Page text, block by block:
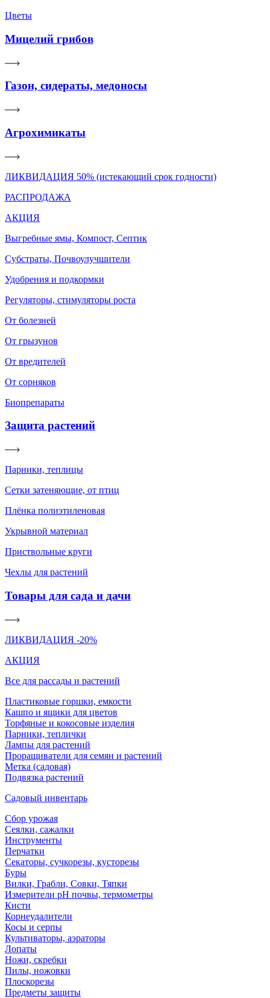
Цветы
Мицелий грибов
Газон, сидераты, медоносы
Агрохимикаты
ЛИКВИДАЦИЯ 50% (истекающий срок годности)
РАСПРОДАЖА
АКЦИЯ
Выгребные ямы, Компост, Септик
Субстраты, Почвоулучшители
Удобрения и подкормки
Регуляторы, стимуляторы роста
От болезней
От грызунов
От вредителей
От сорняков
Биопрепараты
Защита растений
Парники, теплицы
Сетки затеняющие, от птиц
Плёнка полиэтиленовая
Укрывной материал
Приствольные круги
Чехлы для растений
Товары для сада и дачи
ЛИКВИДАЦИЯ -20%
АКЦИЯ
Все для рассады и растений
Пластиковые горшки, емкости
Кашпо и ящики для цветов
Торфяные и кокосовые изделия
Парники, теплички
Лампы для растений
Проращиватели для семян и растений
Метка (садовая)
Подвязка растений
Садовый инвентарь
Сбор урожая
Сеялки, сажалки
Инструменты
Перчатки
Секаторы, сучкорезы, кусторезы
Буры
Вилки, Грабли, Совки, Тяпки
Измерители pH почвы, термометры
Кисти
Корнеудалители
Косы и серпы
Культиваторы, аэраторы
Лопаты
Ножи, скребки
Пилы, ножовки
Плоскорезы
Предметы защиты